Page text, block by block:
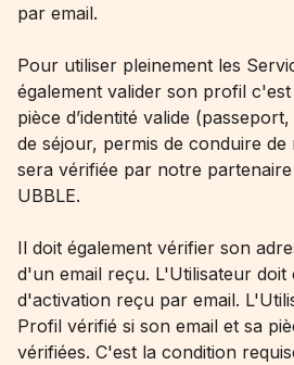
par email.
Pour utiliser pleinement les
également valider son profil
pièce d’identité valide
de séjour, permis de conduire de
sera vérifiée par notre
UBBLE.
Il doit également vérifier son
d'un email reçu. L'Utilisateur doit
d'activation reçu par email.
Profil vérifié si son email et sa
vérifiées. C'est la condition